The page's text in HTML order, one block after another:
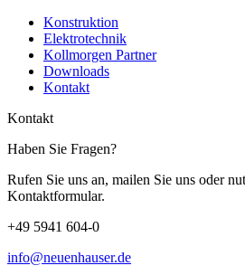
Konstruktion
Elektrotechnik
Kollmorgen Partner
Downloads
Kontakt
Kontakt
Haben Sie Fragen?
Rufen Sie uns an, mailen Sie uns oder
Kontaktformular.
+49 5941 604-0
info@neuenhauser.de